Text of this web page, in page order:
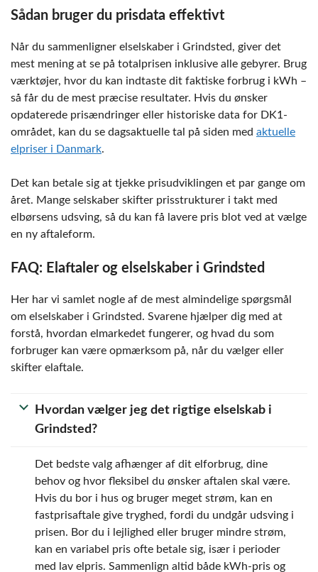
Sådan bruger du prisdata effektivt
Når du sammenligner elselskaber i Grindsted, giver det
mest mening at se på totalprisen inklusive alle gebyrer. Brug
værktøjer, hvor du kan indtaste dit faktiske forbrug i kWh –
så får du de mest præcise resultater. Hvis du ønsker
opdaterede prisændringer eller historiske data for DK1-
området, kan du se dagsaktuelle tal på siden med aktuelle
elpriser i Danmark.
Det kan betale sig at tjekke prisudviklingen et par gange om
året. Mange selskaber skifter prisstrukturer i takt med
elbørsens udsving, så du kan få lavere pris blot ved at vælge
en ny aftaleform.
FAQ: Elaftaler og elselskaber i Grindsted
Her har vi samlet nogle af de mest almindelige spørgsmål
om elselskaber i Grindsted. Svarene hjælper dig med at
forstå, hvordan elmarkedet fungerer, og hvad du som
forbruger kan være opmærksom på, når du vælger eller
skifter elaftale.
Hvordan vælger jeg det rigtige elselskab i
Grindsted?
Det bedste valg afhænger af dit elforbrug, dine
behov og hvor fleksibel du ønsker aftalen skal være.
Hvis du bor i hus og bruger meget strøm, kan en
fastprisaftale give tryghed, fordi du undgår udsving i
prisen. Bor du i lejlighed eller bruger mindre strøm,
kan en variabel pris ofte betale sig, især i perioder
med lav elpris. Sammenlign altid både kWh-pris og